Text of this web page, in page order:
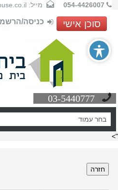
054-4426007 מייל: dror@open-house.co.il
סוכן אישי כניסה/הרשמה
03-5440777
חזרה